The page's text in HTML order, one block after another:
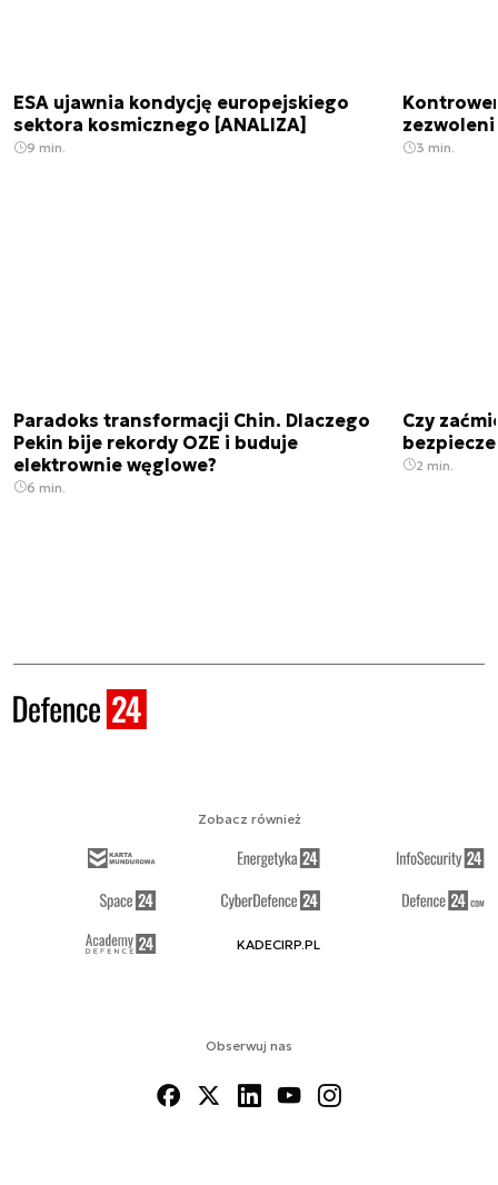
ESA ujawnia kondycję europejskiego
sektora kosmicznego [ANALIZA]
9 min. 3 min.
Paradoks transformacji Chin. Dlaczego
Pekin bije rekordy OZE i buduje
elektrownie węglowe?
6 min.
Czy
2 min.
Obserwuj nas
Zobacz również
KADECIRP.PL